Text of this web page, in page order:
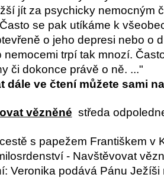
jít za psychicky nemocným
se pak utíkáme k
o jeho depresi nebo o
nemocemi trpí tak mnozí.
či dokonce právě o ně. ..."
dále ve čtení můžete sami
vězněné středa
s papežem Františkem v
- Navštěvovat
Veronika podává Pánu Ježíši